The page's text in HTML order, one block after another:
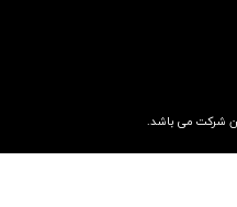
شرکت می باشد.​​​​​​​